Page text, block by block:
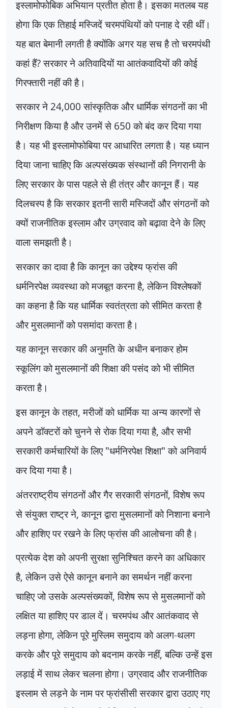
इस्लामोफोबिक अभियान प्रतीत होता है। इसका मतलब यह
होगा कि एक तिहाई मस्जिदें चरमपंथियों को पनाह दे रही थीं।
यह बात बेमानी लगती है क्योंकि अगर यह सच है तो चरमपंथी
कहां हैं?सरकार ने अतिवादियों या आतंकवादियों की कोई
गिरफ्तारी नहीं की है।
सरकार ने 24,000सांस्कृतिक और धार्मिक संगठनों का भी
निरीक्षण किया है और उनमें से 650को बंद कर दिया गया
है। यह भी इस्लामोफोबिया पर आधारित लगता है। यह ध्यान
दिया जाना चाहिए कि अल्पसंख्यक संस्थानों की निगरानी के
लिए सरकार के पास पहले से ही तंत्र और कानून हैं। यह
दिलचस्प है कि सरकार इतनी सारी मस्जिदों और संगठनों को
क्यों राजनीतिक इस्लाम और उग्रवाद को बढ़ावा देने के लिए
वाला समझती है।
सरकार का दावा है कि कानून का उद्देश्य फ्रांस की
धर्मनिरपेक्ष व्यवस्था को मजबूत करना है,लेकिन विश्लेषकों
का कहना है कि यह धार्मिक स्वतंत्रता को सीमित करता है
और मुसलमानों को पसमांदा करता है।
यह कानून सरकार की अनुमति के अधीन बनाकर होम
स्कूलिंग को मुसलमानों की शिक्षा की पसंद को भी सीमित
करता है।
इस कानून के तहत,मरीजों को धार्मिक या अन्य कारणों से
अपने डॉक्टरों को चुनने से रोक दिया गया है, और सभी
सरकारी कर्मचारियों के लिए "धर्मनिरपेक्ष शिक्षा" को अनिवार्य
कर दिया गया है।
अंतरराष्ट्रीय संगठनों और गैर सरकारी संगठनों,विशेष रूप
से संयुक्त राष्ट्र ने,कानून द्वारा मुसलमानों को निशाना बनाने
और हाशिए पर रखने के लिए फ्रांस की आलोचना की है।
प्रत्येक देश को अपनी सुरक्षा सुनिश्चित करने का अधिकार
है,लेकिन उसे ऐसे कानून बनाने का समर्थन नहीं करना
चाहिए जो उसके अल्पसंख्यकों,विशेष रूप से मुसलमानों को
लक्षित या हाशिए पर डाल दें। चरमपंथ और आतंकवाद से
लड़ना होगा,लेकिन पूरे मुस्लिम समुदाय को अलग-थलग
करके और पूरे समुदाय को बदनाम करके नहीं,बल्कि उन्हें इस
लड़ाई में साथ लेकर चलना होगा। उग्रवाद और राजनीतिक
इस्लाम से लड़ने के नाम पर फ्रांसीसी सरकार द्वारा उठाए गए